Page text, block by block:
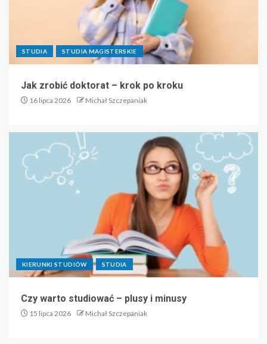
STUDIA STUDIA MAGISTERSKIE
Jak zrobić doktorat – krok po kroku
16 lipca 2026 Michał Szczepaniak
KIERUNKI STUDIÓW STUDIA
Czy warto studiować – plusy i minusy
15 lipca 2026 Michał Szczepaniak